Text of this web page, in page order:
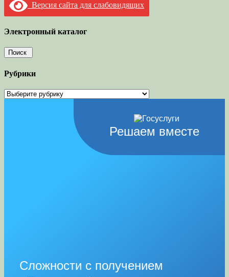
Версия сайта для слабовидящих
Электронный каталог
Рубрики
Рубрики
Решаем вместе
Сложности с получением